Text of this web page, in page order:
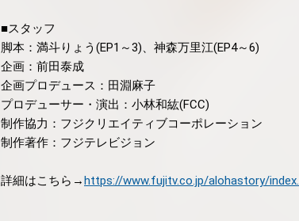
■スタッフ
脚本：満斗りょう(EP1～3)、神森万里江(EP4～6)
企画：前田泰成
企画プロデュース：田淵麻子
プロデューサー・演出：小林和紘(FCC)
制作協力：フジクリエイティブコーポレーション
制作著作：フジテレビジョン
詳細はこちら→https://www.fujitv.co.jp/alohastory/